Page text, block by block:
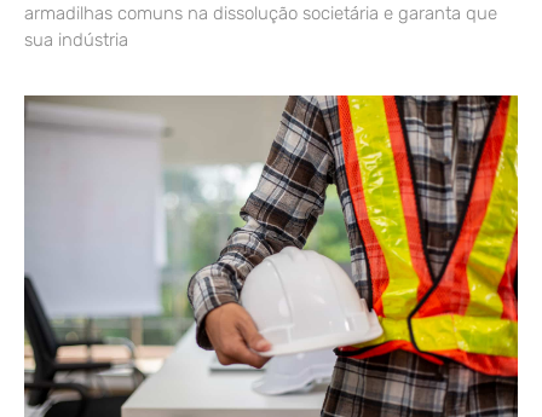
armadilhas comuns na dissolução societária e garanta que
sua indústria